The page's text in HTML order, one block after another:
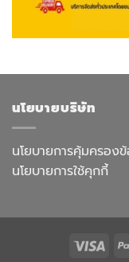
นโยบายบริษัท
นโยบายการคุ้มครอง
นโยบายการใช้คุกกี้
Visa